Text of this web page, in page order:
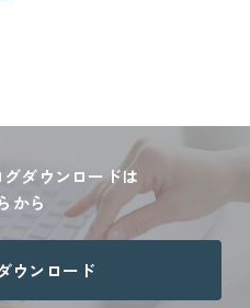
ダウンロードは
から
ウンロード